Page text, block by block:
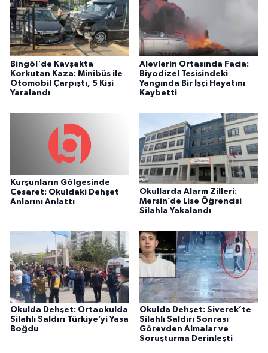
Bingöl'de Kavşakta
Korkutan Kaza: Minibüs ile
Otomobil Çarpıştı, 5 Kişi
Yaralandı
Alevlerin Ortasında Facia:
Biyodizel Tesisindeki
Yangında Bir İşçi Hayatını
Kaybetti
Kurşunların Gölgesinde
Cesaret: Okuldaki Dehşet
Anlarını Anlattı
Okullarda Alarm Zilleri:
Mersin’de Lise Öğrencisi
Silahla Yakalandı
Okulda Dehşet: Ortaokulda
Silahlı Saldırı Türkiye’yi Yasa
Boğdu
Okulda Dehşet: Siverek’te
Silahlı Saldırı Sonrası
Görevden Almalar ve
Soruşturma Derinleşti